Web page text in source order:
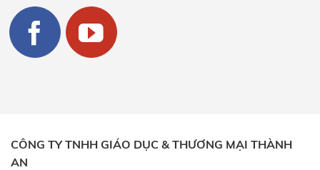
CÔNG TY TNHH GIÁO DỤC & THƯƠNG MẠI THÀNH
AN